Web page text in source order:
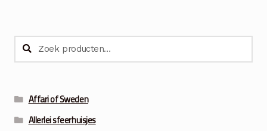
Zoeken
naar:
Zoeken
Affari of Sweden
Allerlei sfeerhuisjes